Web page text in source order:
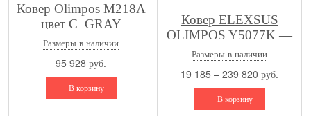
Ковер Olimpos M218A
цвет C_GRAY
Размеры в наличии
95 928 руб.
В корзину
Ковер ELEXSUS
OLIMPOS Y5077K —
SIYAH / SIYAH
Размеры в наличии
19 185 – 239 820 руб.
В корзину